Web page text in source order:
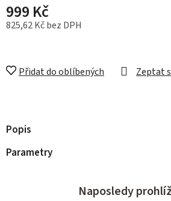
999 Kč
825,62 Kč bez DPH
Zeptat
Přidat do oblíbených
Popis
Parametry
Naposledy